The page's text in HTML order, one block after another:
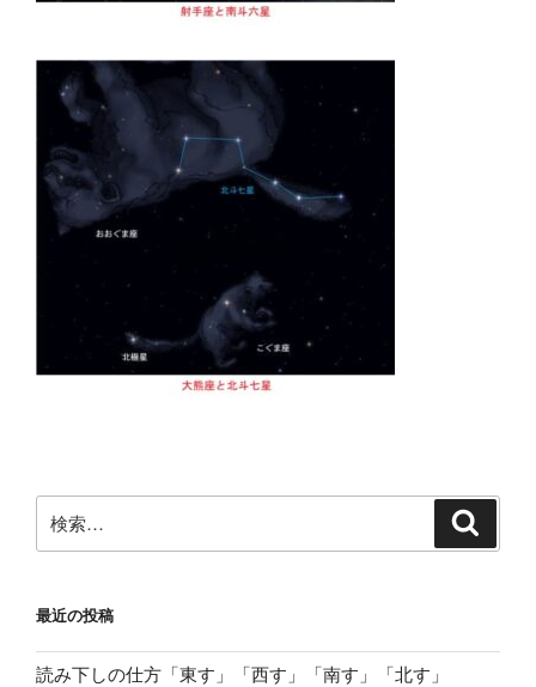
索:
最近の投稿
読み下しの仕方「東す」「西す」「南す」「北す」